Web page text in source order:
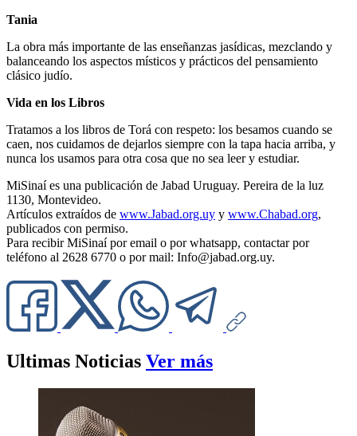
Tania
La obra más importante de las enseñanzas jasídicas, mezclando y
balanceando los aspectos místicos y prácticos del pensamiento
clásico judío.
Vida en los Libros
Tratamos a los libros de Torá con respeto: los besamos cuando se
caen, nos cuidamos de dejarlos siempre con la tapa hacia arriba, y
nunca los usamos para otra cosa que no sea leer y estudiar.
MiSinaí es una publicación de Jabad Uruguay. Pereira de la luz
1130, Montevideo.
Artículos extraídos de www.Jabad.org.uy y www.Chabad.org,
publicados con permiso.
Para recibir MiSinaí por email o por whatsapp, contactar por
teléfono al 2628 6770 o por mail: Info@jabad.org.uy.
Ultimas Noticias Ver más